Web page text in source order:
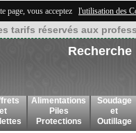
page, vous acceptez l'utilisation des
tarifs réservés aux
Recherche
et
Alimentations
Piles
Protections
Soudage
et
Outillage